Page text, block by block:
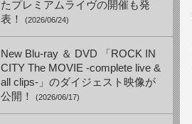
たプレミアムライヴの開催も発
表！
(2026/06/24)
New Blu-ray ＆ DVD 「ROCK IN
CITY The MOVIE -complete live &
all clips-」のダイジェスト映像が
公開！
(2026/06/17)